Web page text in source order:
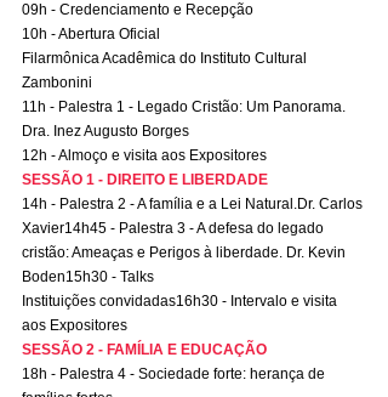
09h - Credenciamento e Recepção
10h - Abertura Oficial
Filarmônica Acadêmica do Instituto Cultural
Zambonini
11h - Palestra 1 - Legado Cristão: Um Panorama.
Dra. Inez Augusto Borges
12h - Almoço e visita aos Expositores
SESSÃO 1 - DIREITO E LIBERDADE
14h - Palestra 2 - A família e a Lei Natural.Dr. Carlos
Xavier14h45 - Palestra 3 - A defesa do legado
cristão: Ameaças e Perigos à liberdade. Dr. Kevin
Boden15h30 - Talks
Instituições convidadas16h30 - Intervalo e visita
aos Expositores
SESSÃO 2 - FAMÍLIA E EDUCAÇÃO
18h - Palestra 4 - Sociedade forte: herança de